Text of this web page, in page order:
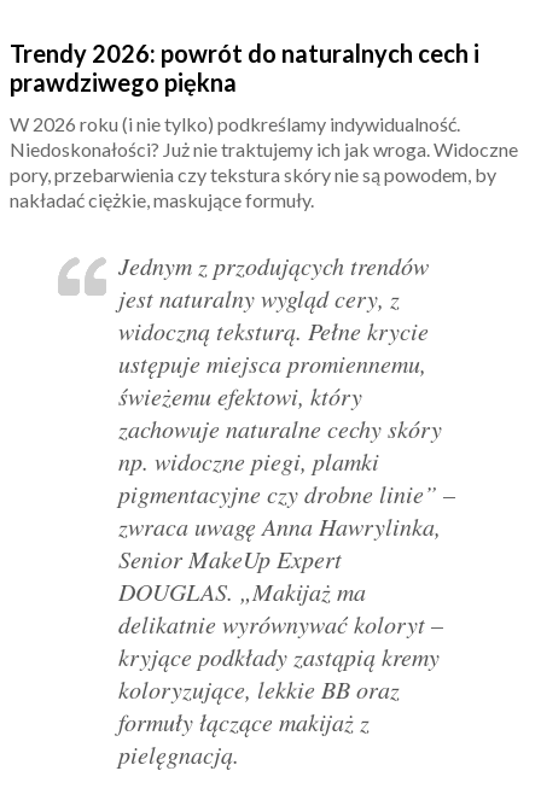
Trendy 2026: powrót do naturalnych cech i
prawdziwego piękna
W 2026 roku (i nie tylko) podkreślamy indywidualność.
Niedoskonałości? Już nie traktujemy ich jak wroga. Widoczne
pory, przebarwienia czy tekstura skóry nie są powodem, by
nakładać ciężkie, maskujące formuły.
Jednym z przodujących trendów
jest naturalny wygląd cery, z
widoczną teksturą. Pełne krycie
ustępuje miejsca promiennemu,
świeżemu efektowi, który
zachowuje naturalne cechy skóry
np. widoczne piegi, plamki
pigmentacyjne czy drobne linie” –
zwraca uwagę Anna Hawrylinka,
Senior MakeUp Expert
DOUGLAS. „Makijaż ma
delikatnie wyrównywać koloryt –
kryjące podkłady zastąpią kremy
koloryzujące, lekkie BB oraz
formuły łączące makijaż z
pielęgnacją.